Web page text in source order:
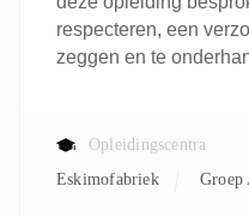
respecteren, een
zeggen en te
Opleidingscentra
Eskimofabriek